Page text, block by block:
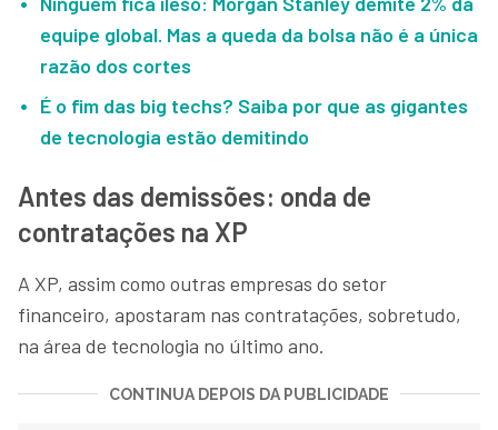
equipe global. Mas a queda da bolsa não é a única
razão dos cortes
É o fim das big techs? Saiba por que as gigantes
de tecnologia estão demitindo
Antes das demissões: onda de
contratações na XP
A XP, assim como outras empresas do setor
financeiro, apostaram nas contratações, sobretudo,
na área de tecnologia no último ano.
CONTINUA DEPOIS DA PUBLICIDADE